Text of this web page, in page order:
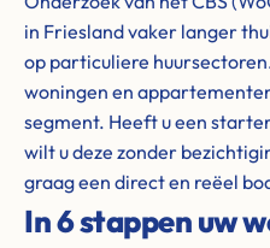
in Friesland vaker langer
op particuliere
woningen en
segment. Heeft u een
wilt u deze zonder
graag een direct en reëel
In 6 stappen uw